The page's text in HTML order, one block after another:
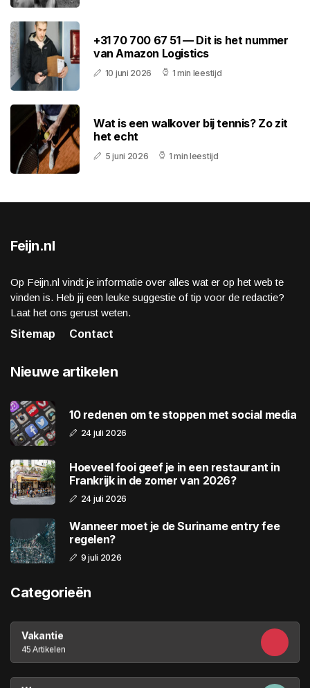
+31 70 700 67 51 — Dit is het nummer
van Amazon Logistics
10 juni 2026 1 min leestijd
Wat is een walkover bij tennis? Zo zit
het echt
5 juni 2026 1 min leestijd
Feijn.nl
Op Feijn.nl vindt je informatie over alles wat er op het web te
vinden is. Heb jij een leuke suggestie of tip voor de redactie?
Laat het ons gerust weten.
Sitemap
Contact
Nieuwe artikelen
10 redenen om te stoppen met social media
24 juli 2026
Hoeveel fooi geef je in een restaurant in
Frankrijk in de zomer van 2026?
24 juli 2026
Wanneer moet je de Suriname entry fee
regelen?
9 juli 2026
Categorieën
Vakantie
45 Artikelen